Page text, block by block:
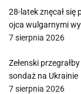
28-latek znęcał się
ojca wulgarnymi
7 sierpnia 2026
Zełenski
sondaż na Ukrainie
7 sierpnia 2026